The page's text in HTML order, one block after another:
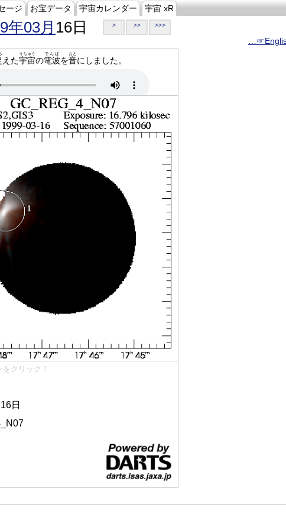
ージ お宝データ 宇宙カレンダー 宇宙 xR
年03月 16日 > >> >>>
えた宇宙
うちゅう
の電波
でんぱ
を音
おと
にしました。
クリック！
日